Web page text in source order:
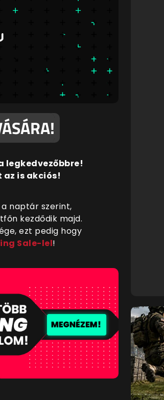
legkedvezőbbre!
az is akciós!
naptár szerint,
kezdődik majd.
ezt pedig hogy
Sale-lel!